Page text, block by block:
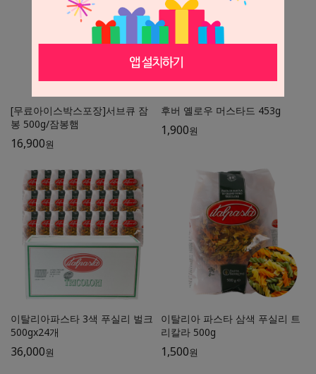
[무료아이스박스포장]서브큐 잠
봉 500g/잠봉햄
16,900원
후버 옐로우 머스타드 453g
1,900원
이탈리아파스타 3색 푸실리 벌크
500gx24개
36,000원
이탈리아 파스타 삼색 푸실리 트
리칼라 500g
1,500원